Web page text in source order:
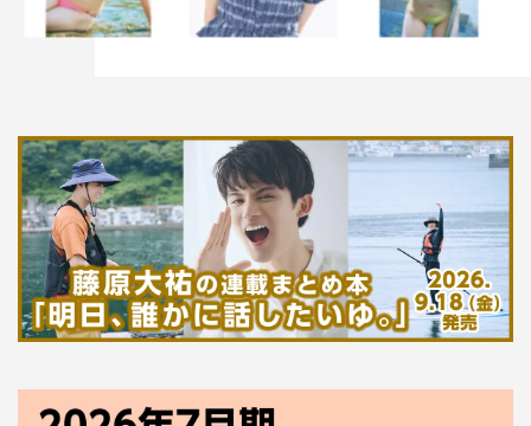
星屑スキャット
「君だけに」少年隊（1987年）（詞：康珍化／曲：筒美